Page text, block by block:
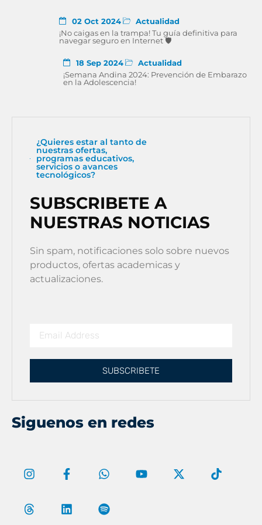
02 Oct 2024
Actualidad
¡No caigas en la trampa! Tu guía definitiva para
navegar seguro en Internet 🛡
18 Sep 2024
Actualidad
¡Semana Andina 2024: Prevención de Embarazo
en la Adolescencia!
¿Quieres estar al tanto de
nuestras ofertas,
programas educativos,
servicios o avances
tecnológicos?
SUBSCRIBETE A
NUESTRAS NOTICIAS
Sin spam, notificaciones solo sobre nuevos
productos, ofertas academicas y
actualizaciones.
SUBSCRIBETE
Siguenos en redes